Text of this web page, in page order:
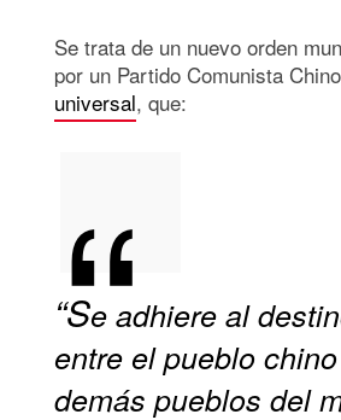
Se trata de un nuevo orden
por un Partido Comunista Chino
universal, que:
“Se adhiere al
entre el pueblo
demás pueblos del